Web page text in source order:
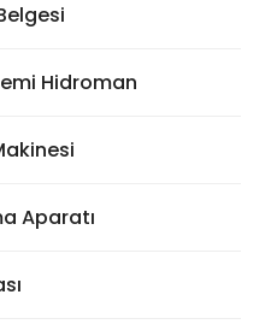
Hidroman
Aparatı